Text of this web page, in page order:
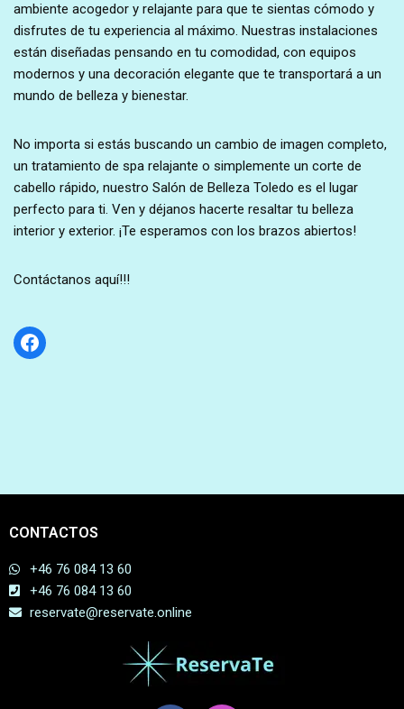
ambiente acogedor y relajante para que te sientas cómodo y
disfrutes de tu experiencia al máximo. Nuestras instalaciones
están diseñadas pensando en tu comodidad, con equipos
modernos y una decoración elegante que te transportará a un
mundo de belleza y bienestar.
No importa si estás buscando un cambio de imagen completo,
un tratamiento de spa relajante o simplemente un corte de
cabello rápido, nuestro Salón de Belleza Toledo es el lugar
perfecto para ti. Ven y déjanos hacerte resaltar tu belleza
interior y exterior. ¡Te esperamos con los brazos abiertos!
Contáctanos aquí!!!
CONTACTOS
+46 76 084 13 60
+46 76 084 13 60
reservate@reservate.online